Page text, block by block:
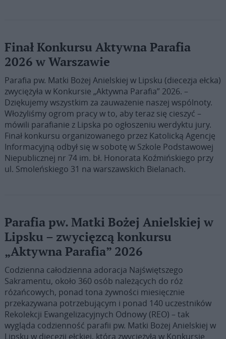
Finał Konkursu Aktywna Parafia
2026 w Warszawie
Parafia pw. Matki Bożej Anielskiej w Lipsku (diecezja ełcka)
zwyciężyła w Konkursie „Aktywna Parafia” 2026. –
Dziękujemy wszystkim za zauważenie naszej wspólnoty.
Włożyliśmy ogrom pracy w to, aby teraz się cieszyć –
mówili parafianie z Lipska po ogłoszeniu werdyktu jury.
Finał konkursu organizowanego przez Katolicką Agencję
Informacyjną odbył się w sobotę w Szkole Podstawowej
Niepublicznej nr 74 im. bł. Honorata Koźmińskiego przy
ul. Smoleńskiego 31 na warszawskich Bielanach.
Parafia pw. Matki Bożej Anielskiej w
Lipsku – zwycięzcą konkursu
„Aktywna Parafia” 2026
Codzienna całodzienna adoracja Najświętszego
Sakramentu, około 360 osób należących do róż
różańcowych, ponad tona żywności miesięcznie
przekazywana potrzebującym i ponad 140 uczestników
Rekolekcji Ewangelizacyjnych Odnowy (REO) – tak
wygląda codzienność parafii pw. Matki Bożej Anielskiej w
Lipsku w diecezji ełckiej, która zwyciężyła w Konkursie